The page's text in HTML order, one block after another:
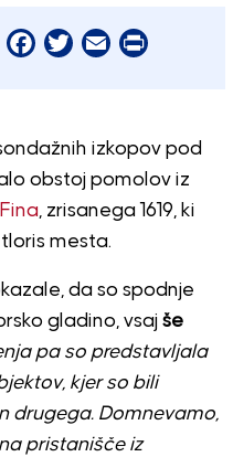
Facebook
Twitter
EmailPrint
izkopov pod
obstoj pomolov iz
, zrisanega 1619, ki
mesta.
da so spodnje
gladino, vsaj še
pa so predstavljala
kjer so bili
drugega. Domnevamo,
pristanišče iz